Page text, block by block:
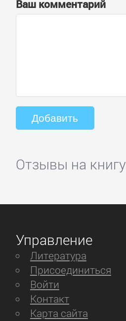
Ваш комментарий
Отзывы на книгу
Управление
Литература
Присоединиться
Войти
Контакт
Карта сайта